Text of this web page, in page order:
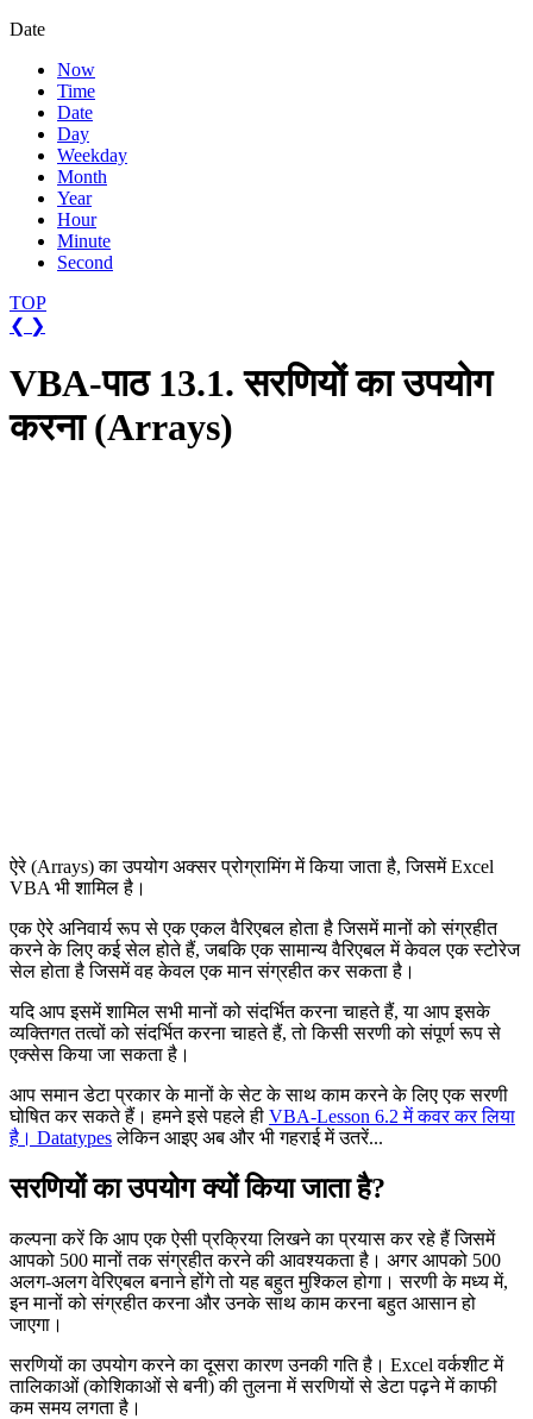
Date
Now
Time
Date
Day
Weekday
Month
Year
Hour
Minute
Second
TOP
❮ ❯
VBA-पाठ 13.1. सरणियों का उपयोग
करना (Arrays)
ऐरे (Arrays) का उपयोग अक्सर प्रोग्रामिंग में किया जाता है, जिसमें Excel
VBA भी शामिल है।
एक ऐरे अनिवार्य रूप से एक एकल वैरिएबल होता है जिसमें मानों को संग्रहीत
करने के लिए कई सेल होते हैं, जबकि एक सामान्य वैरिएबल में केवल एक स्टोरेज
सेल होता है जिसमें वह केवल एक मान संग्रहीत कर सकता है।
यदि आप इसमें शामिल सभी मानों को संदर्भित करना चाहते हैं, या आप इसके
व्यक्तिगत तत्वों को संदर्भित करना चाहते हैं, तो किसी सरणी को संपूर्ण रूप से
एक्सेस किया जा सकता है।
आप समान डेटा प्रकार के मानों के सेट के साथ काम करने के लिए एक सरणी
घोषित कर सकते हैं। हमने इसे पहले ही VBA-Lesson 6.2 में कवर कर लिया
है। Datatypesलेकिन आइए अब और भी गहराई में उतरें...
सरणियों का उपयोग क्यों किया जाता है?
कल्पना करें कि आप एक ऐसी प्रक्रिया लिखने का प्रयास कर रहे हैं जिसमें
आपको 500 मानों तक संग्रहीत करने की आवश्यकता है। अगर आपको 500
अलग-अलग वेरिएबल बनाने होंगे तो यह बहुत मुश्किल होगा। सरणी के मध्य में,
इन मानों को संग्रहीत करना और उनके साथ काम करना बहुत आसान हो
जाएगा।
सरणियों का उपयोग करने का दूसरा कारण उनकी गति है। Excel वर्कशीट में
तालिकाओं (कोशिकाओं से बनी) की तुलना में सरणियों से डेटा पढ़ने में काफी
कम समय लगता है।